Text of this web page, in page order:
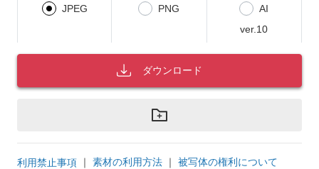
JPEG PNG
AI
ver.10
ダウンロード
利用禁止事項 ｜ 素材の利用方法 ｜ 被写体の権利について